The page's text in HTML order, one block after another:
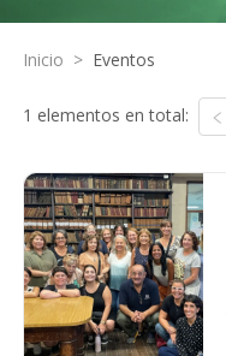
Inicio > Eventos
1 elementos en total: